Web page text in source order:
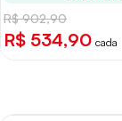
R$ 902,90
R$ 534,90 cada